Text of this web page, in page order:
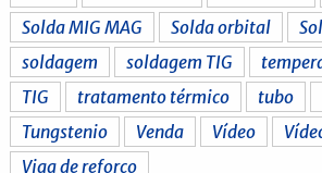
Solda MIG MAG
Solda orbital
soldagem
soldagem TIG
TIG
tratamento térmico tubo
Tungstenio
Venda Vídeo
Viga de reforço